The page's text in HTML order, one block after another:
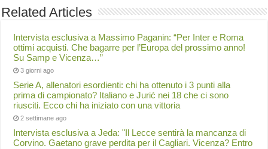
Related Articles
Intervista esclusiva a Massimo Paganin: “Per Inter e Roma
ottimi acquisti. Che bagarre per l’Europa del prossimo anno!
Su Samp e Vicenza…”
3 giorni ago
Serie A, allenatori esordienti: chi ha ottenuto i 3 punti alla
prima di campionato? Italiano e Jurić nei 18 che ci sono
riusciti. Ecco chi ha iniziato con una vittoria
2 settimane ago
Intervista esclusiva a Jeda: "Il Lecce sentirà la mancanza di
Corvino. Gaetano grave perdita per il Cagliari. Vicenza? Entro